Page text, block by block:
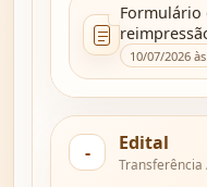
Formulário
10/07/2026
Edital
Transferência